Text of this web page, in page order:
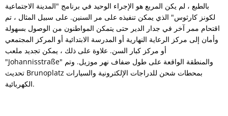
بالطبع ، لم يكن المربع هو الإجراء الوحيد في برنامج "المدينة الاجتماعية
لكونز كارثوس" الذي يمكن تنفيذه على مر السنين. على سبيل المثال ، تم
اقتحام ممر آخر في جدار الدير حتى يتمكن المواطنون من الوصول بسهولة
وأمان إلى مركز الرعاية النهارية أو المدرسة الابتدائية أو المركز المجتمعي
أو مركز كبار السن. علاوة على ذلك ، يمكن تجديد ملعب
"Johannisstraße" والمنطقة الواقعة على طول ضفاف نهر موزيل. وتم
تحديث Brunoplatz بمحطات شحن للدراجات الإلكترونية والسيارات
الكهربائية.